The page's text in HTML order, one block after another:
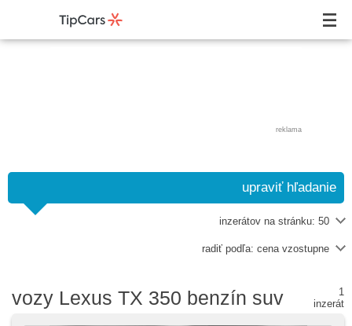
reklama
upraviť hľadanie
inzerátov na stránku: 50
radiť podľa: cena vzostupne
vozy Lexus TX 350 benzín suv
1
inzerát